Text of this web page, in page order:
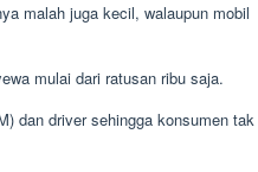
malah juga kecil, walaupun mobil
mulai dari ratusan ribu saja.
dan driver sehingga konsumen tak